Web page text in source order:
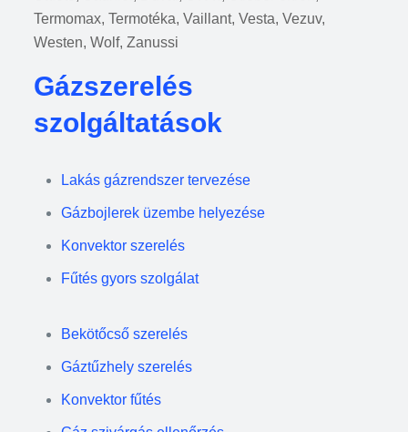
Termomax, Termotéka, Vaillant, Vesta, Vezuv,
Westen, Wolf, Zanussi
Gázszerelés
szolgáltatások
Lakás gázrendszer tervezése
Gázbojlerek üzembe helyezése
Konvektor szerelés
Fűtés gyors szolgálat
Bekötőcső szerelés
Gáztűzhely szerelés
Konvektor fűtés